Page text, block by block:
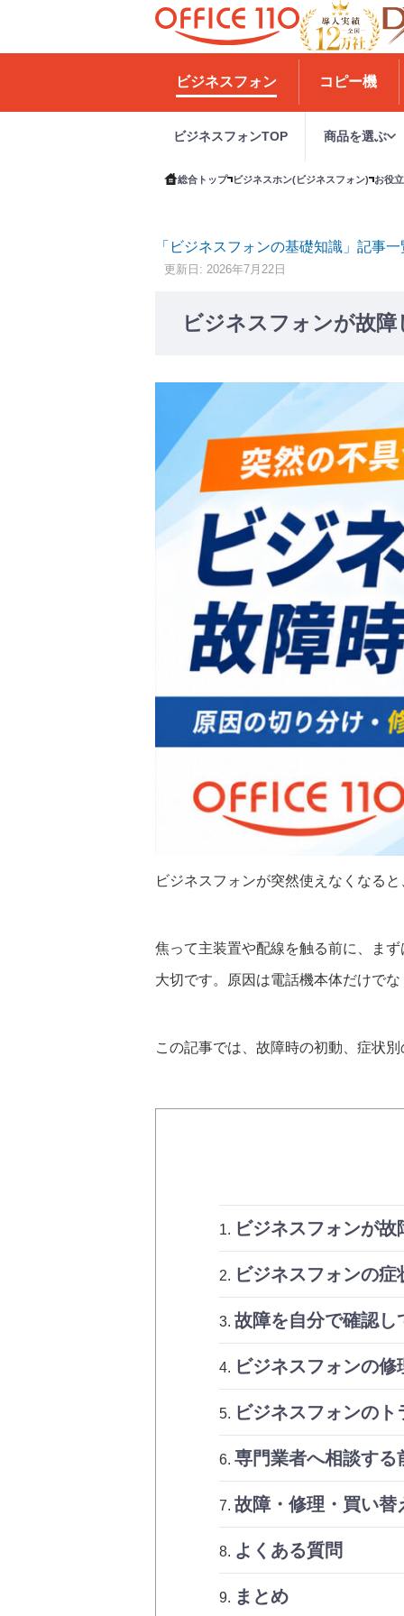
H
e
ビジネスフォン コピー機
ビジネスフォンTOP 商品を選ぶ
総合トップ ビジネスホン(ビジネスフォン) お役
「ビジネスフォンの基礎知識」記事一
更新日: 2026年7月22日
ビジネスフォンが故
ビジネスフォンが突然使えなくなる
焦って主装置や配線を触る前に、ま
大切です。原因は電話機本体だけで
この記事では、故障時の初動、症状
ビジネスフォンが
ビジネスフォンの
故障を自分で確認し
ビジネスフォンの
ビジネスフォンの
専門業者へ相談する
故障・修理・買い替
よくある質問
まとめ